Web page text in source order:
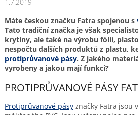
1.7.2019
Máte českou značku Fatra spojenou s
Tato tradiční značka je však
krytiny, ale také na výrobu fólií,
nespočtu dalších produktů z plastu,
protiprůvanové pásy. Z jakého
vyrobeny a jakou mají funkci?
PROTIPRŮVANOVÉ PÁSY
Protiprůvanové pásy značky Fatra jsou